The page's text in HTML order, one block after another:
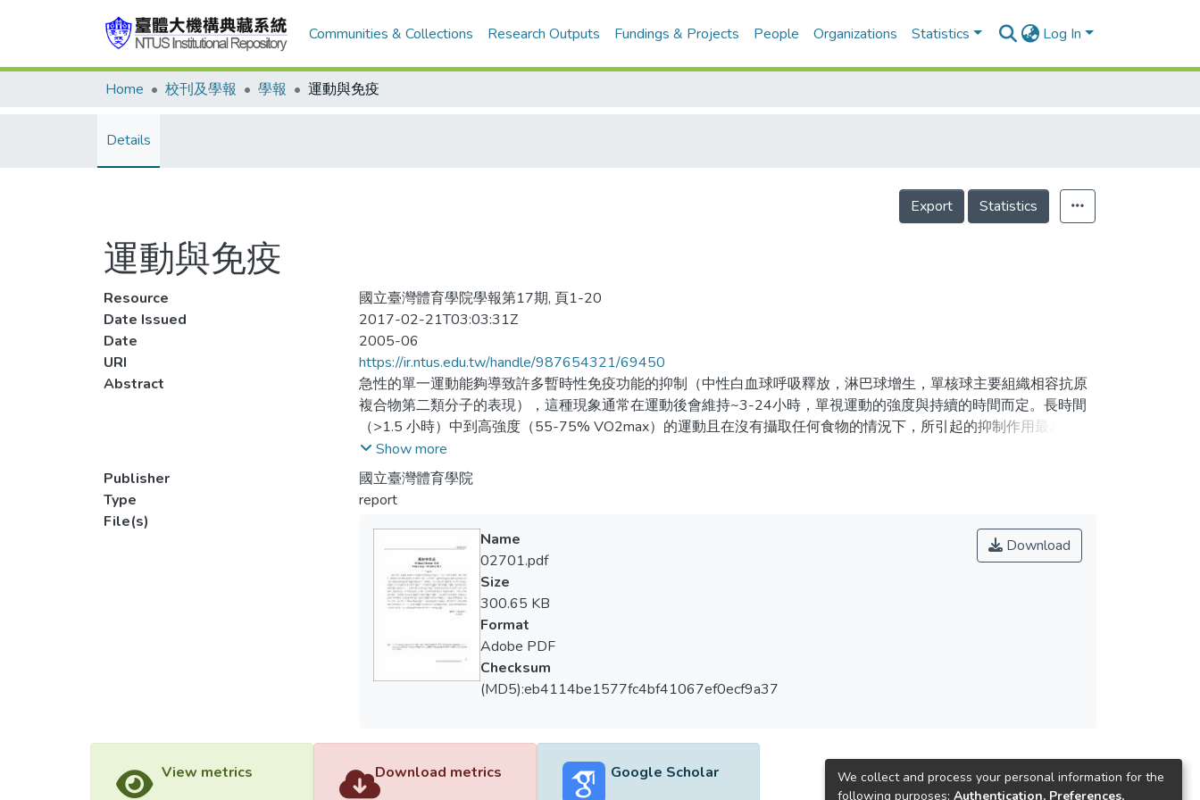
Communities & Collections Research Outputs Fundings & Projects People Organizations Statistics Log In
Home 校刊及學報 學報 運動與免疫
Details
Export Statistics
運動與免疫
Resource
國立臺灣體育學院學報第17期, 頁1-20
Date Issued
2017-02-21T03:03:31Z
Date
2005-06
URI
https://ir.ntus.edu.tw/handle/987654321/69450
Abstract
急性的單一運動能夠導致許多暫時性免疫功能的抑制（中性白血球呼吸釋放，淋巴球增生，單核球主要組織相容抗原
複合物第二類分子的表現），這種現象通常在運動後會維持~3-24小時，單視運動的強度與持續的時間而定。長時間
（>1.5 小時）中到高強度（55-75% VO2max）的運動且在沒有攝取任何食物的情況下，所引起的抑制作用最為明
顯。持續一周或者更長的增強訓練（過度延長），逐漸地導致免疫功能的抑制。雖然優秀的運動員在臨床上沒有免疫
缺陷，但是在綜合一些免疫參數的小改變，可能減低對於常見小疾病的抵抗力，例如上呼吸道的感染。長時間的免疫
功能抑制與長期的訓練具相關性，可能導致可疑的感染，特別是在重要比賽的時候。為維持免疫功能，運動員應攝取
良好的均衡飲食，以達到他們對能量、碳水化合物、蛋白質以及微量營養素的需求。長時間高強度的運動中，攝取碳
水化合物能夠減低壓力荷爾蒙的上升，並且能減低運動所引起的免疫功能抑制的現象。最近的研究發現抗氧化的維生
素補充，可以降低運動所引起的壓力與白血球功能損害。
Show more
Publisher
國立臺灣體育學院
Type
report
File(s)
Download
Name
02701.pdf
Size
300.65 KB
Format
Adobe PDF
Checksum
(MD5):eb4114be1577fc4bf41067ef0ecf9a37
View metrics Download metrics Google Scholar
We collect and process your personal information for the
following purposes: Authentication, Preferences,